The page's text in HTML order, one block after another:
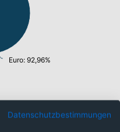
Euro: 92,96%
Datenschutzbestimmungen